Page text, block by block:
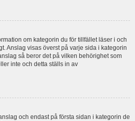
om kategorin du för tillfället läser i och
Anslag visas överst på varje sida i kategorin
så beror det på vilken behörighet som
inte och detta ställs in av
och endast på första sidan i kategorin de